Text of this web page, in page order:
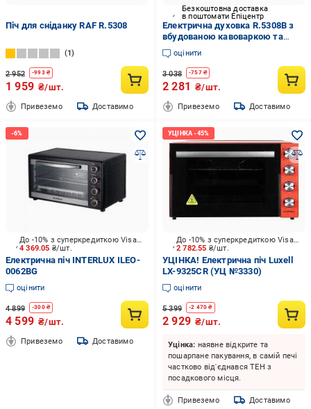
Піч для сніданку RAF R.5308
1
2 952 -993₴
1 959 ₴/шт.
Привеземо Доставимо
Безкоштовна доставка
в поштомати Епіцентр
Електрична духовка R.5308B з
вбудованою кавоваркою та
сковородою-гриль (40779-
R.5308B_1478)
оцінити
3 038 -757₴
2 281 ₴/шт.
Привеземо Доставимо
4 369.05 ₴/шт.
До -10% з суперкредиткою Visa Вигода
Електрична піч INTERLUX ILEO-
0062BG
оцінити
4 899 -300₴
4 599 ₴/шт.
Привеземо Доставимо
2 782.55 ₴/шт.
До -10% з суперкредиткою Visa Вигода
УЦІНКА! Електрична піч Luxell
LX-9325CR (УЦ №3330)
оцінити
5 399 -2 470 ₴
2 929 ₴/шт.
Уцінка: наявне відкрите та
пошарпане пакування, в самій печі
частково від'єднався ТЕН з
посадкового місця.
Привеземо Доставимо